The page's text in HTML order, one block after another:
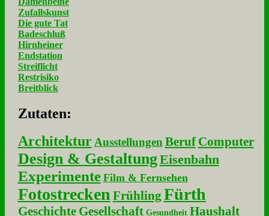
Zufallskunst
Die gute Tat
Badeschluß
Hirnheiner
Endstation
Streiflicht
Restrisiko
Breitblick
Zu­ta­ten:
Architektur Ausstellungen Beruf Computer
Design & GestaltungEisenbahn
Experimente Film & Fernsehen
Fotostrecken Frühling Fürth
Geschichte Gesellschaft Gesundheit Haushalt